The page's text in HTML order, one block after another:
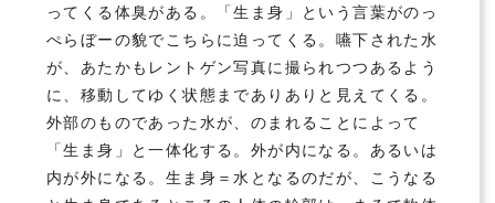
ってくる体臭がある。「生ま身」という言葉がのっ
ぺらぼーの貌でこちらに迫ってくる。嚥下された水
が、あたかもレントゲン写真に撮られつつあるよう
に、移動してゆく状態までありありと見えてくる。
外部のものであった水が、のまれることによって
「生ま身」と一体化する。外が内になる。あるいは
内が外になる。生ま身＝水となるのだが、こうなる